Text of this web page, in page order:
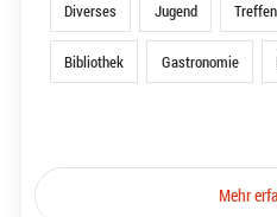
Diverses Jugend Treffen
Bibliothek Gastronomie
Mehr